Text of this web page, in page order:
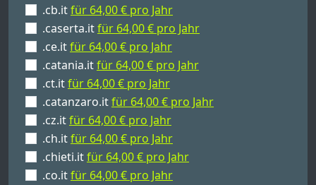
.cb.itfür 64,00 € pro Jahr
.caserta.itfür 64,00 € pro Jahr
.ce.itfür 64,00 € pro Jahr
.catania.itfür 64,00 € pro Jahr
.ct.itfür 64,00 € pro Jahr
.catanzaro.itfür 64,00 € pro Jahr
.cz.itfür 64,00 € pro Jahr
.ch.itfür 64,00 € pro Jahr
.chieti.itfür 64,00 € pro Jahr
.co.itfür 64,00 € pro Jahr